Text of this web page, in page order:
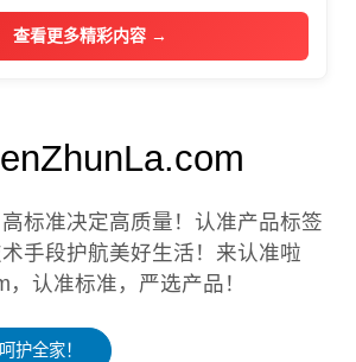
查看更多精彩内容 →
标准决定高质量！认准产品标签
手段护航美好生活！来认准啦
认准标准，严选产品！
护全家！